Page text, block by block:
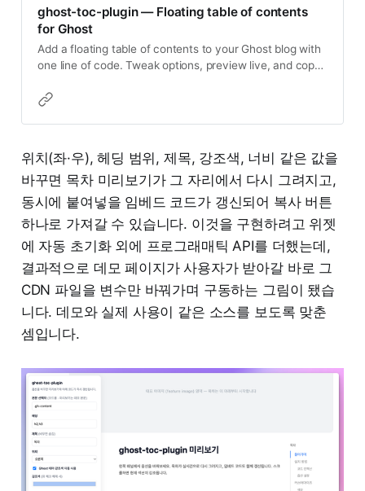
ghost-toc-plugin — Floating table of contents
for Ghost
Add a floating table of contents to your Ghost blog with
one line of code. Tweak options, preview live, and copy
위치(좌·우), 헤딩 범위, 제목, 강조색, 너비 같은 값을
바꾸면 목차 미리보기가 그 자리에서 다시 그려지고,
동시에 붙여넣을 임베드 코드가 갱신되어 복사 버튼
하나로 가져갈 수 있습니다. 이것을 구현하려고 위젯
에 자동 초기화 외에 프로그래매틱 API를 더했는데,
결과적으로 데모 페이지가 사용자가 받아갈 바로 그
CDN 파일을 변수만 바꿔가며 구동하는 그림이 됐습
니다. 데모와 실제 사용이 같은 소스를 보도록 맞춘
셈입니다.